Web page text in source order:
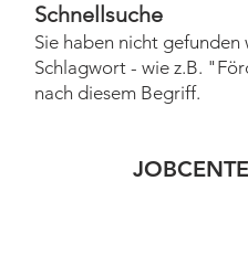
Schnellsuche
Sie haben nicht gefunden
Schlagwort - wie z.B.
nach diesem Begriff.